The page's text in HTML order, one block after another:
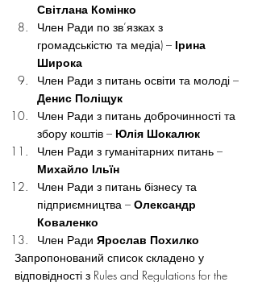
Світлана Комінко
Член Ради по зв’язках з
громадськістю та медіа) – Ірина
Широка
Член Ради з питань освіти та молоді –
Денис Поліщук
Член Ради з питань доброчинності та
збору коштів – Юлія Шокалюк
Член Ради з гуманітарних питань –
Михайло Ільїн
Член Ради з питань бізнесу та
підприємництва – Олександр
Коваленко
Член Ради Ярослав Похилко
Запропонований список складено у
відповідності з Rules and Regulations for the